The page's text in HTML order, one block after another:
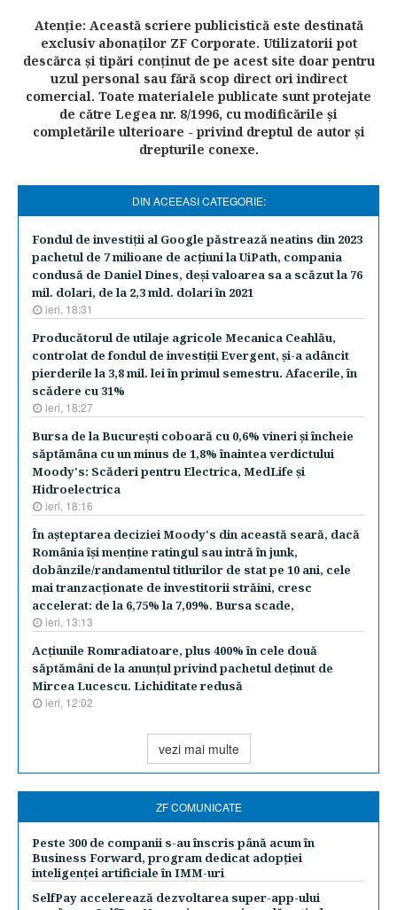
Atenţie: Această scriere publicistică este destinată
exclusiv abonaţilor ZF Corporate. Utilizatorii pot
descărca şi tipări conţinut de pe acest site doar pentru
uzul personal sau fără scop direct ori indirect
comercial. Toate materialele publicate sunt protejate
de către Legea nr. 8/1996, cu modificările şi
completările ulterioare - privind dreptul de autor şi
drepturile conexe.
DIN ACEEASI CATEGORIE:
Fondul de investiţii al Google păstrează neatins din 2023
pachetul de 7 milioane de acţiuni la UiPath, compania
condusă de Daniel Dines, deşi valoarea sa a scăzut la 76
mil. dolari, de la 2,3 mld. dolari în 2021
ieri, 18:31
Producătorul de utilaje agricole Mecanica Ceahlău,
controlat de fondul de investiţii Evergent, şi-a adâncit
pierderile la 3,8 mil. lei în primul semestru. Afacerile, în
scădere cu 31%
ieri, 18:27
Bursa de la Bucureşti coboară cu 0,6% vineri şi încheie
săptămâna cu un minus de 1,8% înaintea verdictului
Moody's: Scăderi pentru Electrica, MedLife şi
Hidroelectrica
ieri, 18:16
În aşteptarea deciziei Moody's din această seară, dacă
România îşi menţine ratingul sau intră în junk,
dobânzile/randamentul titlurilor de stat pe 10 ani, cele
mai tranzacţionate de investitorii străini, cresc
accelerat: de la 6,75% la 7,09%. Bursa scade,
ieri, 13:13
Acţiunile Romradiatoare, plus 400% în cele două
săptămâni de la anunţul privind pachetul deţinut de
Mircea Lucescu. Lichiditate redusă
ieri, 12:02
vezi mai multe
ZF COMUNICATE
Peste 300 de companii s-au înscris până acum în
Business Forward, program dedicat adopției
inteligenței artificiale în IMM-uri
SelfPay accelerează dezvoltarea super-app-ului